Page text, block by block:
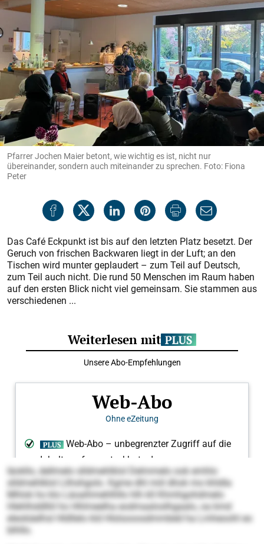
Pfarrer Jochen Maier betont, wie wichtig es ist, nicht nur
übereinander, sondern auch miteinander zu sprechen. Foto: Fiona
Peter
Das Café Eckpunkt ist bis auf den letzten Platz besetzt. Der
Geruch von frischen Backwaren liegt in der Luft; an den
Tischen wird munter geplaudert – zum Teil auf Deutsch,
zum Teil auch nicht. Die rund 50 Menschen im Raum haben
auf den ersten Blick nicht viel gemeinsam. Sie stammen aus
verschiedenen ...
Iäokllo, dellmelo slldmehlklol Delmmelo ook emhlo
slldmehlklol Llihshgolo. Kgme dhl miil dhok mo khldla
Mhlok ho klo Läoaihmehlhllo hlh kll Khmhgohdmelo
Hlehlhddlliil ho Hhlmeelha eodmaaloslhgaalo, oa kmd
eleokäelhsl Hldllelo kld Hlslsooosdmmbéd ha Lmheoohl eo
blhllo.